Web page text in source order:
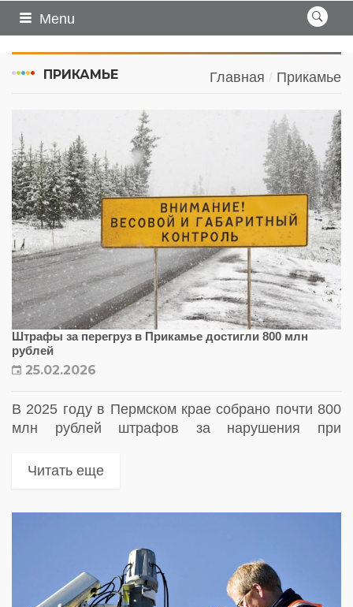
Menu
ПРИКАМЬЕ Главная Прикамье
Штрафы за перегруз в Прикамье достигли 800 млн
рублей
25.02.2026
В 2025 году в Пермском крае собрано почти 800
млн рублей штрафов за нарушения при
Читать еще